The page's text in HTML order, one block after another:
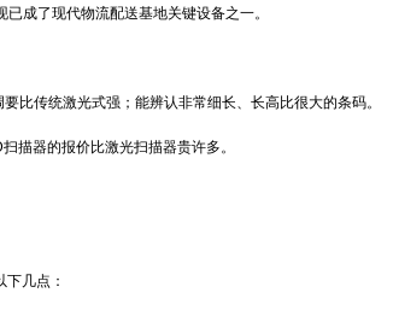
成了现代物流配送基地关键设备之一。
比传统激光式强；能辨认非常细长、长高比很大的条码。
描器的报价比激光扫描器贵许多。
几点：